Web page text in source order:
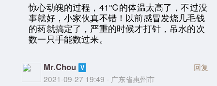
惊心动魄的过程，41℃的体温太高了，不过没
事就好，小家伙真不错！以前感冒发烧几毛钱
的药就搞定了，严重的时候才打针，吊水的次
数一只手能数过来。
Mr.Chou
2021-09-27 19:49 - 广东省惠州市
回复